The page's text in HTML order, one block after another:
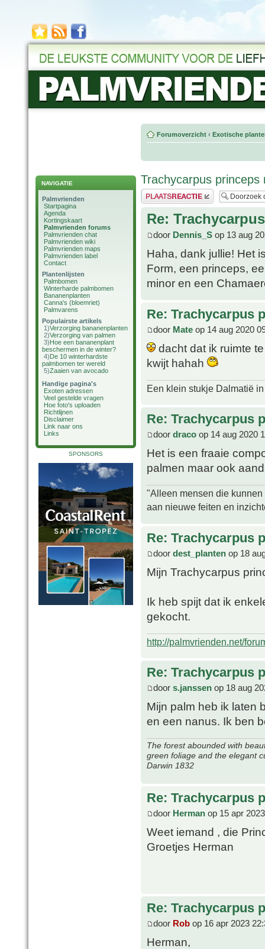
NAVIGATIE
Palmvrienden
Startpagina
Agenda
Kortingskaart
Palmvrienden forums
Palmvrienden chat
Palmvrienden wiki
Palmvrienden maps
Palmvrienden label
Contact
Plantenlijsten
Palmbomen
Winterharde palmbomen
Bananenplanten
Canna's (bloemriet)
Palmvarens
Populairste artikels
1)Verzorging bananenplanten
2)Verzorging van palmen
3)Hoe een bananenplant
beschermen in de winter?
4)De 10 winterhardste
palmbomen ter wereld
5)Zaaien van avocado
Handige pagina's
Exoten adressen
Veel gestelde vragen
Hoe foto's uploaden
Richtlijnen
Disclaimer
Link naar ons
Links
SPONSORS
Forumoverzicht ‹ Exotische
Trachycarpus
Plaats een reactie
Re:
door Dennis_S op 13 aug
Haha, dank jullie! Het
Form, een princeps,
minor en een
Re: Trachycarpus
door Mate op 14 aug 2020
dacht dat ik ruimte
kwijt hahah
Een klein stukje Dalmatië
Re: Trachycarpus
door draco op 14 aug 2020
Het is een fraaie
palmen maar ook
"Alleen mensen die
aan nieuwe feiten en
Re: Trachycarpus
door dest_planten op 18
Mijn Trachycarpus
Ik heb spijt dat ik
gekocht.
http://palmvrienden.net/
Re: Trachycarpus
door s.janssen op 18 aug
Mijn palm heb ik laten
en een nanus. Ik ben
The forest abounded with
green foliage and the elegant
Darwin 1832
Re: Trachycarpus
door Herman op 15 apr
Weet iemand , die
Groetjes Herman
Re: Trachycarpus
door Rob op 16 apr 2023
Herman,